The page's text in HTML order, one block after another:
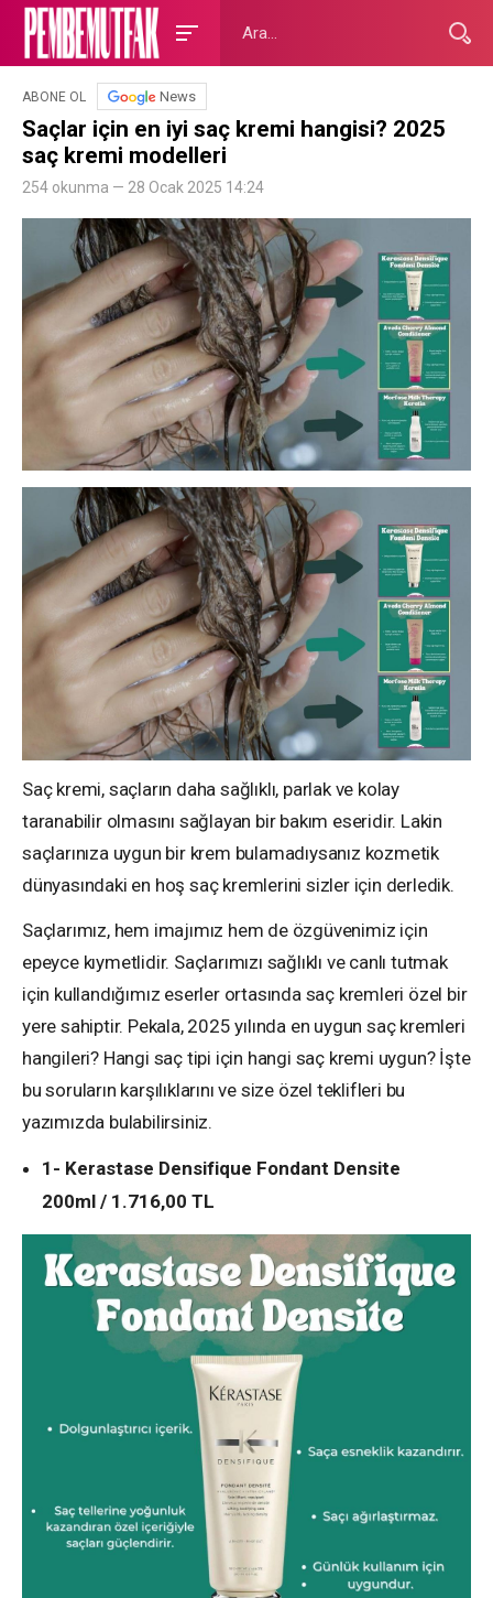
ABONE OL News
Saçlar için en iyi saç kremi hangisi? 2025
saç kremi modelleri
254 okunma — 28 Ocak 2025 14:24
Saç kremi, saçların daha sağlıklı, parlak ve kolay
taranabilir olmasını sağlayan bir bakım eseridir. Lakin
saçlarınıza uygun bir krem bulamadıysanız kozmetik
dünyasındaki en hoş saç kremlerini sizler için derledik.
Saçlarımız, hem imajımız hem de özgüvenimiz için
epeyce kıymetlidir. Saçlarımızı sağlıklı ve canlı tutmak
için kullandığımız eserler ortasında saç kremleri özel bir
yere sahiptir. Pekala, 2025 yılında en uygun saç kremleri
hangileri? Hangi saç tipi için hangi saç kremi uygun? İşte
bu soruların karşılıklarını ve size özel teklifleri bu
yazımızda bulabilirsiniz.
1- Kerastase Densifique Fondant Densite
200ml / 1.716,00 TL